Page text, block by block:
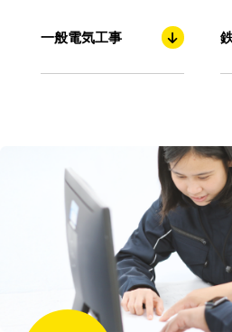
一般電気工事